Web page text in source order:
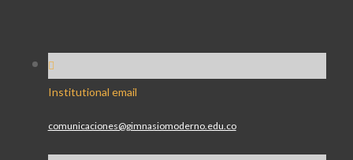
Institutional email
comunicaciones@gimnasiomoderno.edu.co